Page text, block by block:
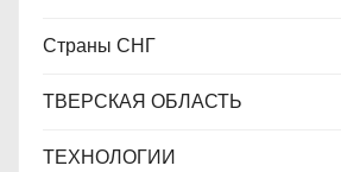
Страны СНГ
ТВЕРСКАЯ ОБЛАСТЬ
ТЕХНОЛОГИИ